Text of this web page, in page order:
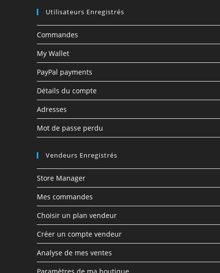
Utilisateurs Enregistrés
Commandes
My Wallet
PayPal payments
Détails du compte
Adresses
Mot de passe perdu
Vendeurs Enregistrés
Store Manager
Mes commandes
Choisir un plan vendeur
Créer un compte vendeur
Analyse de mes ventes